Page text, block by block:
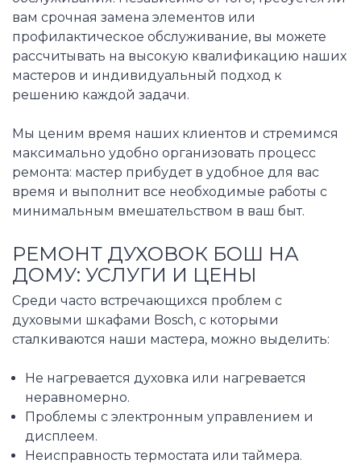
вам срочная замена элементов или
профилактическое обслуживание, вы можете
рассчитывать на высокую квалификацию наших
мастеров и индивидуальный подход к
решению каждой задачи.
Мы ценим время наших клиентов и стремимся
максимально удобно организовать процесс
ремонта: мастер прибудет в удобное для вас
время и выполнит все необходимые работы с
минимальным вмешательством в ваш быт.
РЕМОНТ ДУХОВОК БОШ НА
ДОМУ: УСЛУГИ И ЦЕНЫ
Среди часто встречающихся проблем с
духовыми шкафами Bosch, с которыми
сталкиваются наши мастера, можно выделить:
Не нагревается духовка или нагревается
неравномерно.
Проблемы с электронным управлением и
дисплеем.
Неисправность термостата или таймера.